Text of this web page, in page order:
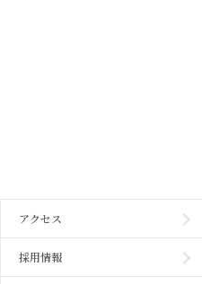
アクセス
採用情報